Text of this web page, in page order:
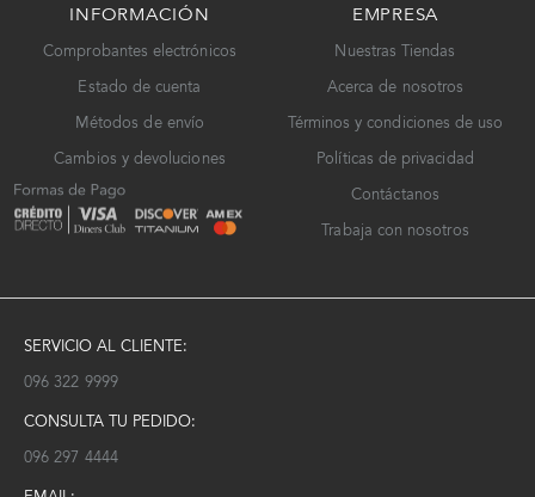
INFORMACIÓN
Comprobantes electrónicos
Estado de cuenta
Métodos de envío
Cambios y devoluciones
EMPRESA
Nuestras Tiendas
Acerca de nosotros
Términos y condiciones de uso
Políticas de privacidad
Contáctanos
Trabaja con nosotros
SERVICIO AL CLIENTE:
096 322 9999
CONSULTA TU PEDIDO:
096 297 4444